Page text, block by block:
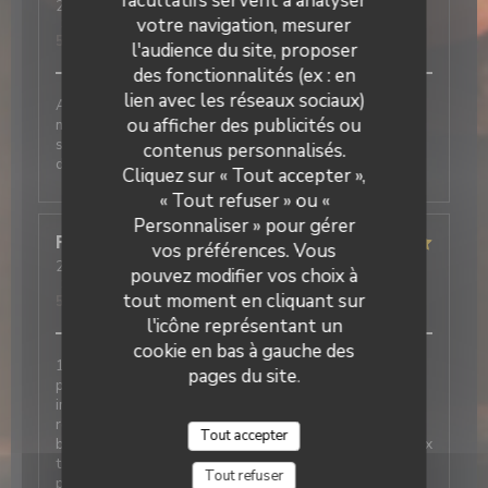
votre navigation, mesurer
l'audience du site, proposer
des fonctionnalités (ex : en
lien avec les réseaux sociaux)
ou afficher des publicités ou
contenus personnalisés.
Cliquez sur « Tout accepter »,
« Tout refuser » ou «
Personnaliser » pour gérer
vos préférences. Vous
pouvez modifier vos choix à
tout moment en cliquant sur
l'icône représentant un
cookie en bas à gauche des
pages du site.
Tout accepter
Tout refuser
2026-06-05- 12:30 - Couverts 2
/5 Ambiance:5/5 Cuisine:5/5 Qualité / Prix
Accueil et service au top Nous avons passés un bon
moment autour de nos plats et desserts très
savoureux. N’hésitez pas à réserver pour votre
déjeuner
Françoise
2026-05-22
- 12:00 - Couverts 7
/5 Ambiance:5/5 Cuisine: 5/5 Qualité / Prix
1ere fois dans ce restaurant et l avis des 6 autres
personnes avec moi est très positif Très bien. Service
impeccable, respect des demandes lors de l
réservation, amabilité, très bon repas, légumes très
bien cuisinés en accompagnement , raport qualité-prix
très corrects. Restaurant à recommander sans
problème.
La Galiote Restaurant & Bar